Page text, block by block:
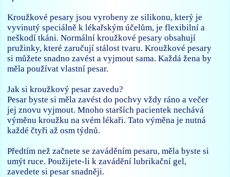
Kroužkové pesary jsou vyrobeny ze silikonu, který je
vyvinutý speciálně k lékařským účelům, je flexibilní a
neškodí tkáni. Normální kroužkové pesary obsahují
pružinky, které zaručují stálost tvaru. Kroužkové pesary
si můžete snadno zavést a vyjmout sama. Každá žena by
měla používat vlastní pesar.
Jak si kroužkový pesar zavedu?
Pesar byste si měla zavést do pochvy vždy ráno a večer
jej znovu vyjmout. Mnoho starších pacientek nechává
výměnu kroužku na svém lékaři. Tato výměna je nutná
každé čtyři až osm týdnů.
Předtím než začnete se zaváděním pesaru, měla byste si
umýt ruce. Použijete-li k zavádění lubrikační gel,
zavedete si pesar snadněji.